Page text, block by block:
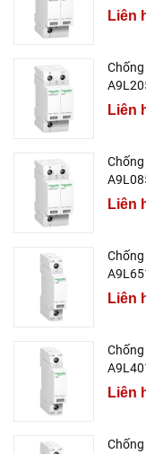
Liên
Liên
Liên
Liên
Liên